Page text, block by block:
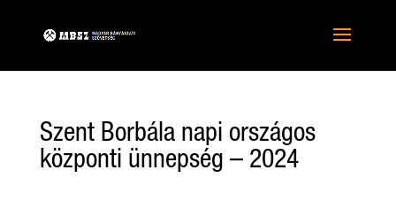
Szent Borbála napi országos
központi ünnepség – 2024